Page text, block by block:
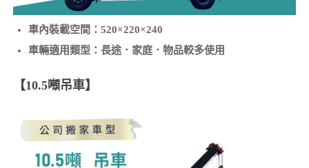
車內裝載空間：520×220×240
車輛適用類型：長途．家庭．物品較多使用
【10.5噸吊車】